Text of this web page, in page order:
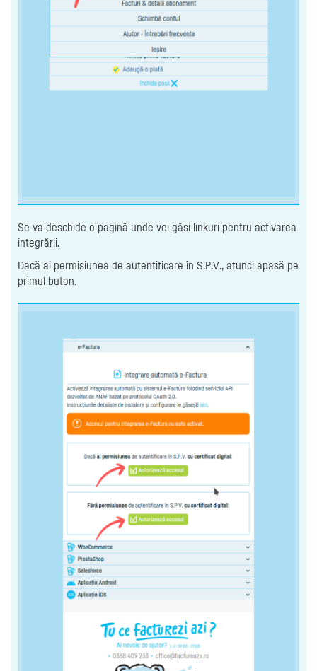
Se va deschide o pagină unde vei găsi linkuri pentru activarea
integrării.
Dacă ai permisiunea de autentificare în S.P.V., atunci apasă pe
primul buton.